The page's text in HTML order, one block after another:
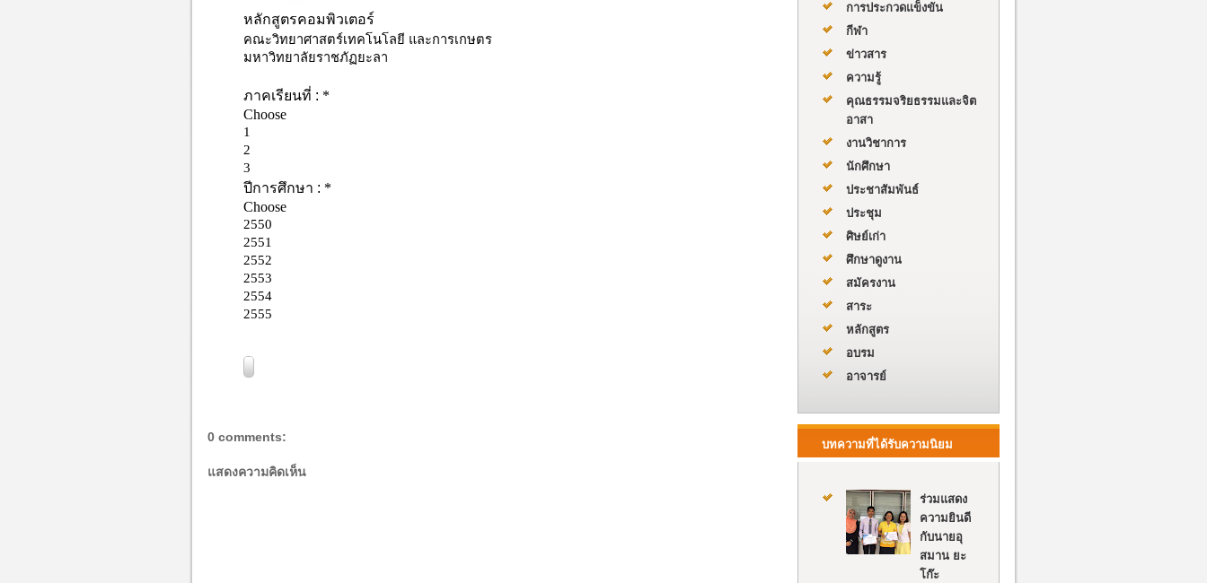
0 comments:
แสดงความคิดเห็น
การประกวดแข็งขัน
กีฬา
ข่าวสาร
ความรู้
คุณธรรมจริยธรรมและจิต
อาสา
งานวิชาการ
นักศึกษา
ประชาสัมพันธ์
ประชุม
ศิษย์เก่า
ศึกษาดูงาน
สมัครงาน
สาระ
หลักสูตร
อบรม
อาจารย์
บทความที่ได้รับความนิยม
ร่วมแสดง
ความยินดี
กับนายอุ
สมาน ยะ
โก๊ะ